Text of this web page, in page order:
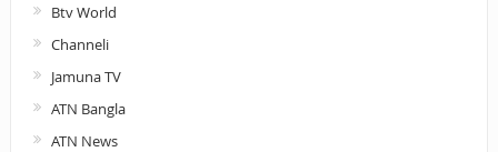
Btv World
Channeli
Jamuna TV
ATN Bangla
ATN News